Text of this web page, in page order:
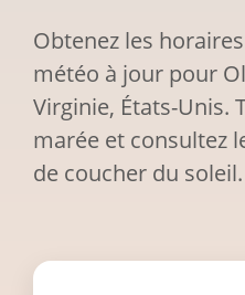
Obtenez les
météo à jour pour
Virginie, États-Unis.
marée et consultez
de coucher du soleil.